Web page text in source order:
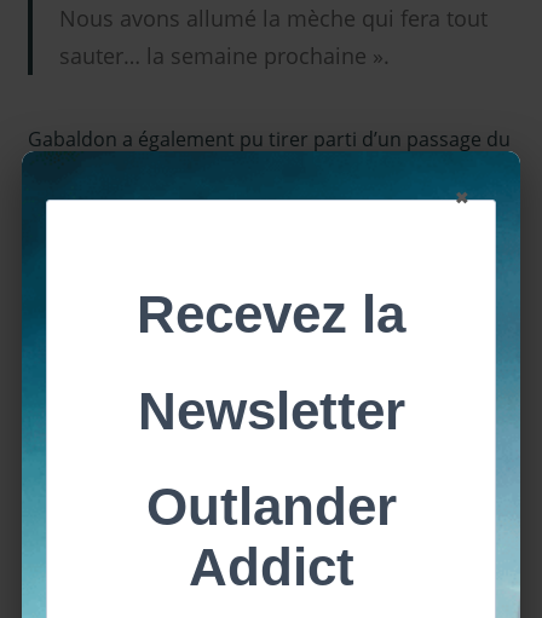
Nous avons allumé la mèche qui fera tout
sauter… la semaine prochaine ».
Gabaldon a également pu tirer parti d’un passage du
livre « Le Voyage » et que la série n’avait pas pu
intégrer auparavant. QuandClairea décidé de
emporter avec elle, et, nous pouvons donc voir un
« Nous avons donc une belle histoire à trois volets
amener les choses par trois), mais vous avez aussi un
petit fil conducteur aigre-doux que l’on pourrait
appeler le fil rouge de l’épisode : les sandwichs au
×